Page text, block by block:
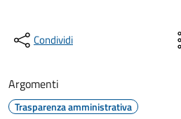
Condividi
Argomenti
Trasparenza amministrativa